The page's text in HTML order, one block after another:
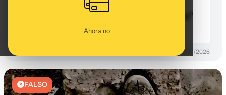
Ahora no
generados con IA para hacer
supuestos "homenajes a Venezuela"
tras los terremotos
09/07/2026
FALSO